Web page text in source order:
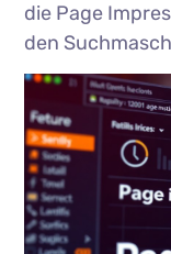
die Page
den